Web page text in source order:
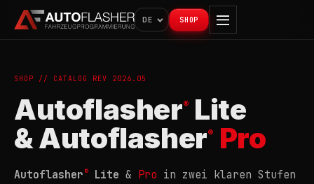
DE SHOP
SHOP // CATALOG REV 2026.05
Autoflasher®
Lite
& Autoflasher® Pro
Autoflasher ®Lite & Pro in zwei klaren Stufen